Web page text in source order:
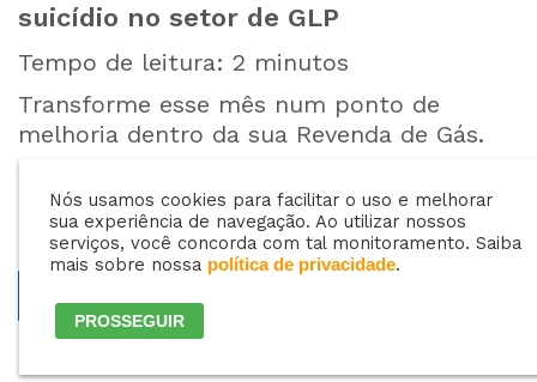
suicídio no setor de GLP
Tempo de leitura: 2 minutos
Transforme esse mês num ponto de
melhoria dentro da sua Revenda de Gás.
Nós usamos cookies para facilitar o uso e melhorar
sua experiência de navegação. Ao utilizar nossos
serviços, você concorda com tal monitoramento. Saiba
mais sobre nossa política de privacidade.
PROSSEGUIR